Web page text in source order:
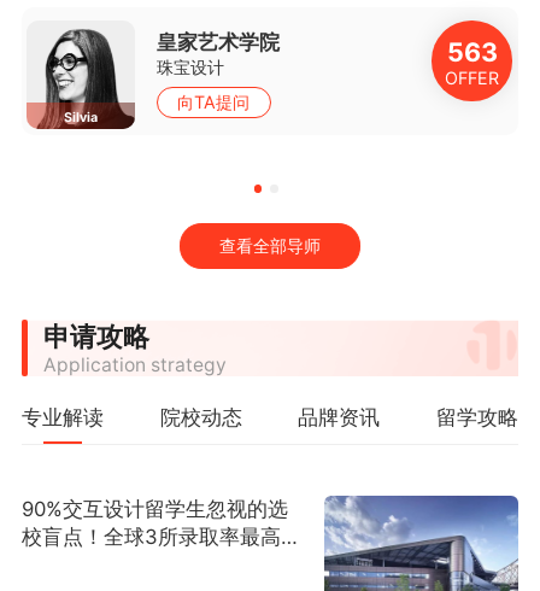
563
OFFER
Silvia
皇家艺术学院
珠宝设计
向TA提问
查看全部导师
申请攻略
Application strategy
专业解读 院校动态 品牌资讯 留学攻略
90%交互设计留学生忽视的选
校盲点！全球3所录取率最高院